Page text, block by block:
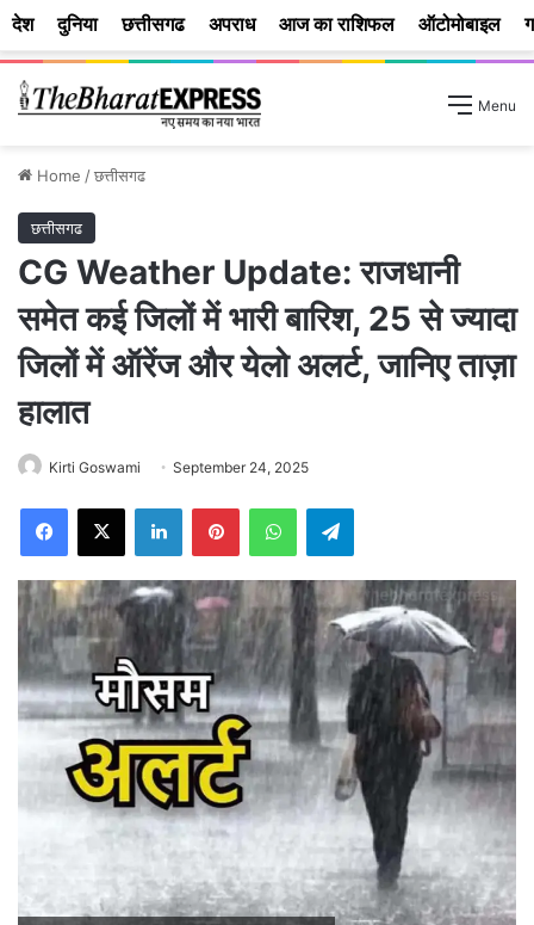
Menu
Home /छत्तीसगढ
छत्तीसगढ
CG Weather Update: राजधानी
समेत कई जिलों में भारी बारिश, 25 से ज्यादा
जिलों में ऑरेंज और येलो अलर्ट, जानिए ताज़ा
हालात
Kirti Goswami September 24, 2025
Facebook
X LinkedInPinterestWhatsAppTelegram
देश दुनिया छत्तीसगढ अपराध आज का राशिफल ऑटोमोबाइल